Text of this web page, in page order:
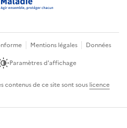
Mentions légales
Données
Paramètres d'affichage
contenus de ce site sont sous licence